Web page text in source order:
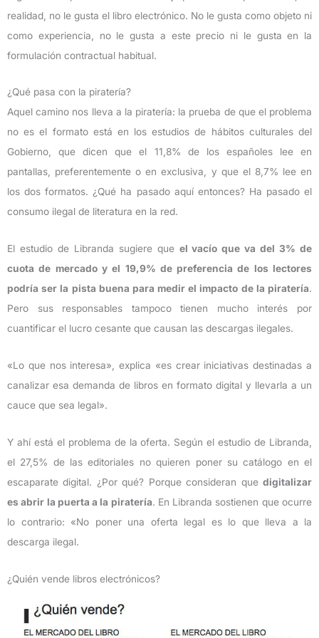
realidad, no le gusta el libro electrónico. No le gusta como objeto ni
como experiencia, no le gusta a este precio ni le gusta en la
formulación contractual habitual.
¿Qué pasa con la piratería?
Aquel camino nos lleva a la piratería: la prueba de que el problema
no es el formato está en los estudios de hábitos culturales del
Gobierno, que dicen que el 11,8% de los españoles lee en
pantallas, preferentemente o en exclusiva, y que el 8,7% lee en
los dos formatos. ¿Qué ha pasado aquí entonces? Ha pasado el
consumo ilegal de literatura en la red.
El estudio de Libranda sugiere que el vacío que va del 3% de
cuota de mercado y el 19,9% de preferencia de los lectores
podría ser la pista buena para medir el impacto de la piratería.
Pero sus responsables tampoco tienen mucho interés por
cuantificar el lucro cesante que causan las descargas ilegales.
«Lo que nos interesa», explica «es crear iniciativas destinadas a
canalizar esa demanda de libros en formato digital y llevarla a un
cauce que sea legal».
Y ahí está el problema de la oferta. Según el estudio de Libranda,
el 27,5% de las editoriales no quieren poner su catálogo en el
escaparate digital. ¿Por qué? Porque consideran que digitalizar
es abrir la puerta a la piratería. En Libranda sostienen que ocurre
lo contrario: «No poner una oferta legal es lo que lleva a la
descarga ilegal.
¿Quién vende libros electrónicos?